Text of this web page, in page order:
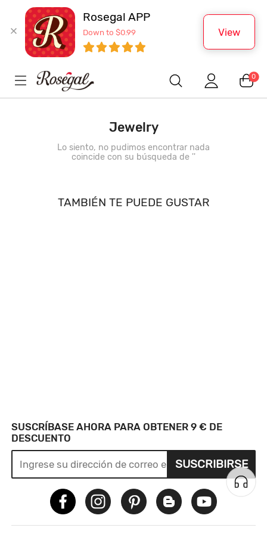
Rosegal APP
Down to $0.99 View
0
Jewelry
Lo siento, no pudimos encontrar nada
coincide con su búsqueda de ''
TAMBIÉN TE PUEDE GUSTAR
SUSCRÍBASE AHORA PARA OBTENER 9 € DE
DESCUENTO
SUSCRIBIRSE